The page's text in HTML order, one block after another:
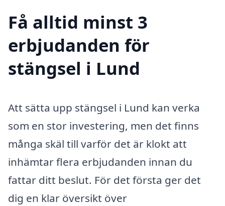
Få alltid minst 3
erbjudanden för
stängsel i Lund
Att sätta upp stängsel i Lund kan verka
som en stor investering, men det finns
många skäl till varför det är klokt att
inhämtar flera erbjudanden innan du
fattar ditt beslut. För det första ger det
dig en klar översikt över